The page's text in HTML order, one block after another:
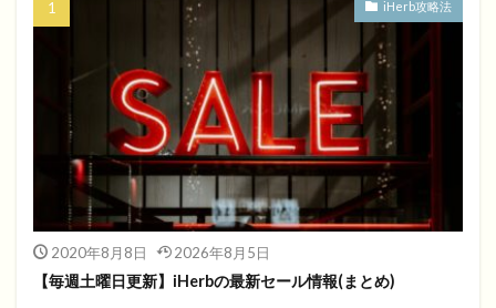
iHerb攻略法
2020年8月8日 2026年8月5日
【毎週土曜日更新】iHerbの最新セール情報(まとめ)